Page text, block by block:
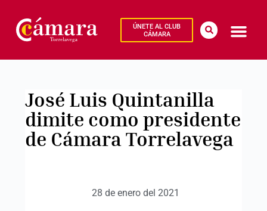
ÚNETE AL CLUB
CÁMARA
José Luis Quintanilla
dimite como presidente
de Cámara Torrelavega
28 de enero del 2021